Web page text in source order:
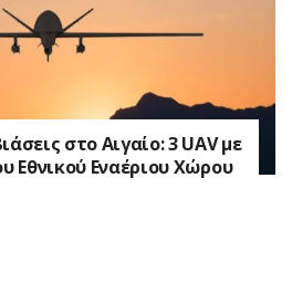
στο Αιγαίο: 3 UAV με
Εθνικού Εναέριου Χώρου